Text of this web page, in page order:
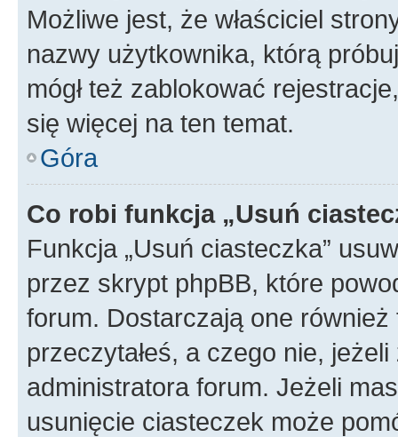
Możliwe jest, że właściciel
nazwy użytkownika, którą
mógł też zablokować
się więcej na ten temat.
Góra
Co robi funkcja „Usuń
Funkcja „Usuń ciasteczka”
przez skrypt phpBB, które
forum. Dostarczają one
przeczytałeś, a czego nie,
administratora forum. Jeżeli
usunięcie ciasteczek może